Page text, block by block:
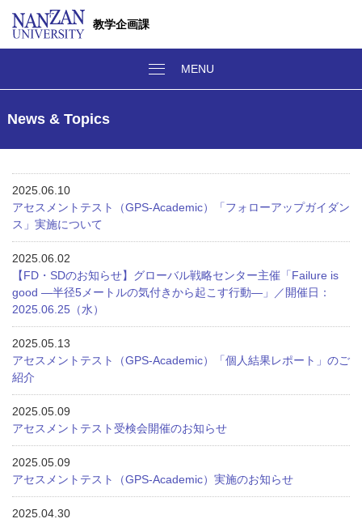
教学企画課
News & Topics
2025.06.10
アセスメントテスト（GPS-Academic）「フォローアップガイダン
ス」実施について
2025.06.02
【FD・SDのお知らせ】グローバル戦略センター主催「Failure is
good ―半径5メートルの気付きから起こす行動―」／開催日：
2025.06.25（水）
2025.05.13
アセスメントテスト（GPS-Academic）「個人結果レポート」のご
紹介
2025.05.09
アセスメントテスト受検会開催のお知らせ
2025.05.09
アセスメントテスト（GPS-Academic）実施のお知らせ
2025.04.30